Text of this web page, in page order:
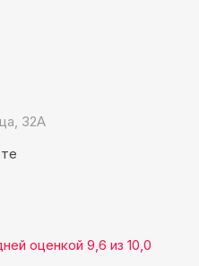
32А
оценкой 9,6 из 10,0